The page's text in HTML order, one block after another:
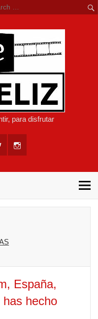
para disfrutar
España,
hecho